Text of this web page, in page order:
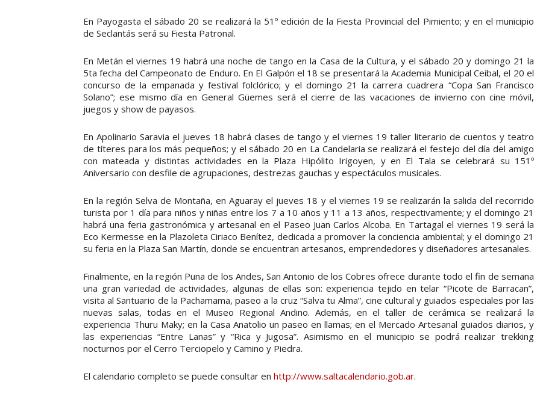
En Payogasta el sábado 20 se realizará la 51º edición de la Fiesta Provincial del Pimiento; y en el municipio
de Seclantás será su Fiesta Patronal.
En Metán el viernes 19 habrá una noche de tango en la Casa de la Cultura, y el sábado 20 y domingo 21 la
5ta fecha del Campeonato de Enduro. En El Galpón el 18 se presentará la Academia Municipal Ceibal, el 20 el
concurso de la empanada y festival folclórico; y el domingo 21 la carrera cuadrera “Copa San Francisco
Solano”; ese mismo día en General Güemes será el cierre de las vacaciones de invierno con cine móvil,
juegos y show de payasos.
En Apolinario Saravia el jueves 18 habrá clases de tango y el viernes 19 taller literario de cuentos y teatro
de títeres para los más pequeños; y el sábado 20 en La Candelaria se realizará el festejo del día del amigo
con mateada y distintas actividades en la Plaza Hipólito Irigoyen, y en El Tala se celebrará su 151º
Aniversario con desfile de agrupaciones, destrezas gauchas y espectáculos musicales.
En la región Selva de Montaña, en Aguaray el jueves 18 y el viernes 19 se realizarán la salida del recorrido
turista por 1 día para niños y niñas entre los 7 a 10 años y 11 a 13 años, respectivamente; y el domingo 21
habrá una feria gastronómica y artesanal en el Paseo Juan Carlos Alcoba. En Tartagal el viernes 19 será la
Eco Kermesse en la Plazoleta Ciriaco Benítez, dedicada a promover la conciencia ambiental; y el domingo 21
su feria en la Plaza San Martín, donde se encuentran artesanos, emprendedores y diseñadores artesanales.
Finalmente, en la región Puna de los Andes, San Antonio de los Cobres ofrece durante todo el fin de semana
una gran variedad de actividades, algunas de ellas son: experiencia tejido en telar “Picote de Barracan”,
visita al Santuario de la Pachamama, paseo a la cruz “Salva tu Alma”, cine cultural y guiados especiales por las
nuevas salas, todas en el Museo Regional Andino. Además, en el taller de cerámica se realizará la
experiencia Thuru Maky; en la Casa Anatolio un paseo en llamas; en el Mercado Artesanal guiados diarios, y
las experiencias “Entre Lanas” y “Rica y Jugosa”. Asimismo en el municipio se podrá realizar trekking
nocturnos por el Cerro Terciopelo y Camino y Piedra.
El calendario completo se puede consultar en http://www.saltacalendario.gob.ar.